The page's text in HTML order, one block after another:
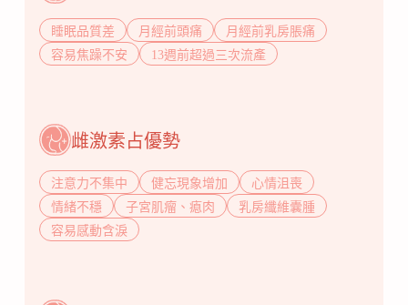
睡眠品質差 月經前頭痛
月經前乳房脹痛
容易焦躁不安
13週前超過三次流產
雌激素占優勢
注意力不集中 健忘現象增加
心情沮喪
情緒不穩
子宮肌瘤、瘜肉
乳房纖維囊腫
容易感動含淚